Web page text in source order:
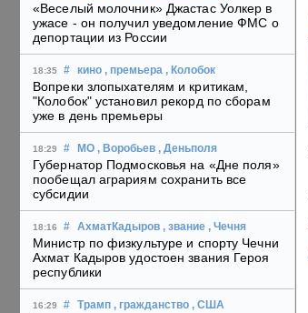
«Веселый молочник» Джастас Уолкер в
ужасе - он получил уведомление ФМС о
депортации из России
18:35 # кино , премьера , Колобок
Вопреки злопыхателям и критикам,
"Колобок" установил рекорд по сборам
уже в день премьеры
18:29 # МО , Воробьев , Деньполя
Губернатор Подмосковья на «Дне поля»
пообещал аграриям сохранить все
субсидии
18:16 # АхматКадыров , звание , Чечня
Министр по физкультуре и спорту Чечни
Ахмат Кадыров удостоен звания Героя
республики
16:29 # Трамп , гражданство , США